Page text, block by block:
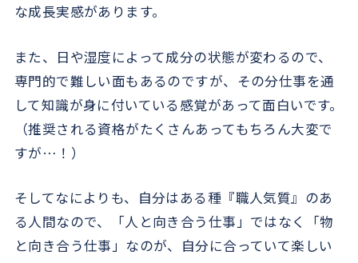
な成長実感があります。
また、日や湿度によって成分の状態が変わるので、
専門的で難しい面もあるのですが、その分仕事を通
して知識が身に付いている感覚があって面白いです。
（推奨される資格がたくさんあってもちろん大変で
すが…！）
そしてなによりも、自分はある種『職人気質』のあ
る人間なので、「人と向き合う仕事」ではなく「物
と向き合う仕事」なのが、自分に合っていて楽しい